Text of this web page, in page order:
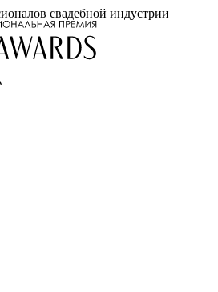
свадебной индустрии